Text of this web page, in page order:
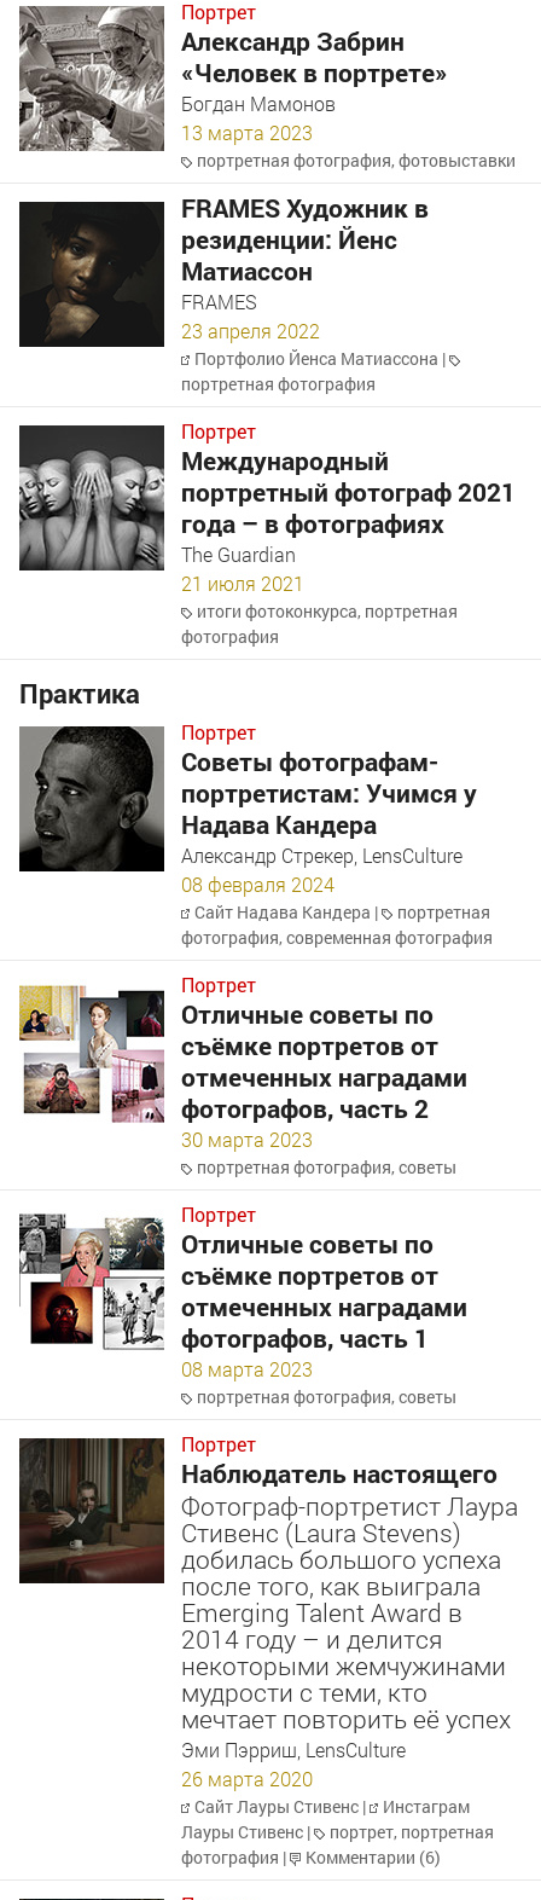
Портрет
Александр Забрин
«Человек в портрете»
Богдан Мамонов
13 марта 2023
портретная фотография,фотовыставки
FRAMES Художник в
резиденции: Йенс
Матиассон
FRAMES
23 апреля 2022
Портфолио Йенса Матиассона |
портретная фотография
Портрет
Международный
портретный фотограф 2021
года – в фотографиях
The Guardian
21 июля 2021
итоги фотоконкурса, портретная
фотография
Практика
Портрет
Советы фотографам-
портретистам: Учимся у
Надава Кандера
Александр Стрекер, LensCulture
08 февраля 2024
Сайт Надава Кандера |
портретная
фотография,современная фотография
Портрет
Отличные советы по
съёмке портретов от
отмеченных наградами
фотографов, часть 2
30 марта 2023
портретная фотография,советы
Портрет
Отличные советы по
съёмке портретов от
отмеченных наградами
фотографов, часть 1
08 марта 2023
портретная фотография,советы
Портрет
Наблюдатель настоящего
Фотограф-портретист Лаура
Стивенс (Laura Stevens)
добилась большого успеха
после того, как выиграла
Emerging Talent Award в
2014 году – и делится
некоторыми жемчужинами
мудрости с теми, кто
мечтает повторить её успех
Эми Пэрриш, LensCulture
26 марта 2020
Сайт Лауры Стивенс |
Инстаграм
Лауры Стивенс | портрет, портретная
фотография | Комментарии (6)